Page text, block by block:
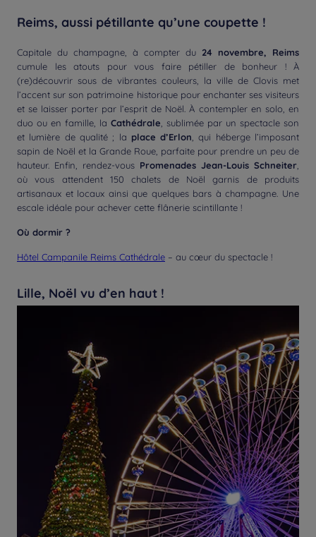
Reims, aussi pétillante qu’une coupette !
Capitale du champagne, à compter du 24 novembre, Reims
cumule les atouts pour vous faire pétiller de bonheur ! À
(re)découvrir sous de vibrantes couleurs, la ville de Clovis met
l’accent sur son patrimoine historique pour enchanter ses visiteurs
et se laisser porter par l’esprit de Noël. À contempler en solo, en
duo ou en famille, la Cathédrale , sublimée par un spectacle son
et lumière de qualité ; la place d’Erlon , qui héberge l’imposant
sapin de Noël et la Grande Roue, parfaite pour prendre un peu de
hauteur. Enfin, rendez-vous Promenades Jean-Louis Schneiter
où vous attendent 150 chalets de Noël garnis de produits
artisanaux et locaux ainsi que quelques bars à champagne. Une
escale idéale pour achever cette flânerie scintillante !
Où dormir ?
Hôtel Campanile Reims Cathédrale – au cœur du spectacle !
Lille, Noël vu d’en haut !